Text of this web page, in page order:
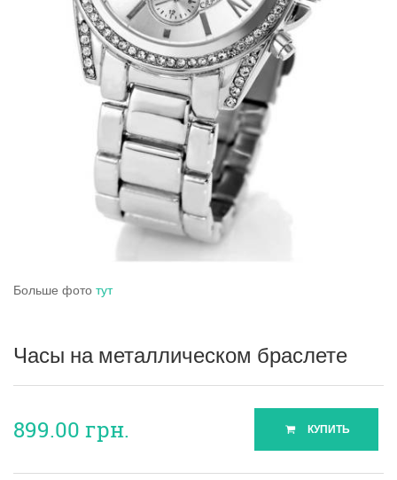
Больше фото тут
Часы на металлическом браслете
899.00 грн. КУПИТЬ